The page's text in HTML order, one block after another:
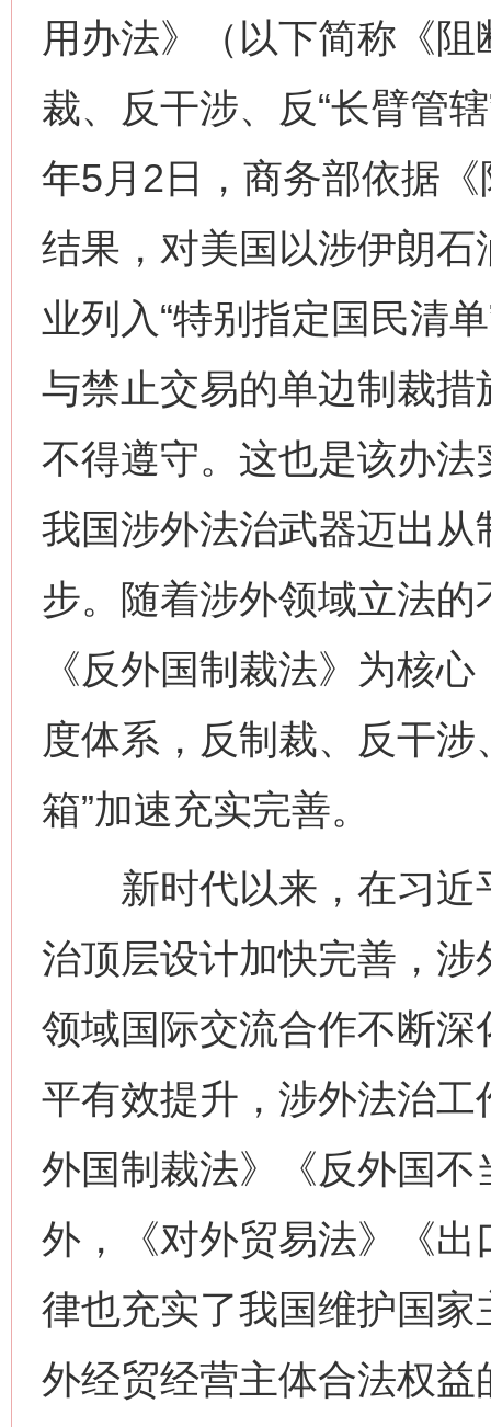
用办法》（以下简称《
裁、反干涉、反“长臂管
年5月2日，商务部依据
结果，对美国以涉伊朗
业列入“特别指定国民清
与禁止交易的单边制裁
不得遵守。这也是该办
我国涉外法治武器迈出
步。随着涉外领域立法
《反外国制裁法》为核
度体系，反制裁、反干涉
箱”加速充实完善。
新时代以来，在习近
治顶层设计加快完善，
领域国际交流合作不断
平有效提升，涉外法治
外国制裁法》《反外国
外，《对外贸易法》《
律也充实了我国维护国
外经贸经营主体合法权
网上购药对药下症？